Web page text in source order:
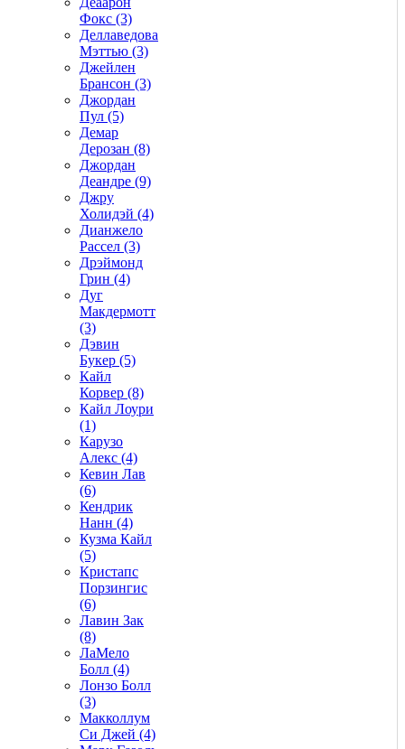
Фокс (3)
Деллаведова
Мэттью (3)
Джейлен
Брансон (3)
Джордан
Пул (5)
Демар
Дерозан (8)
Джордан
Деандре (9)
Джру
Холидэй (4)
Дианжело
Рассел (3)
Дрэймонд
Грин (4)
Дуг
Макдермотт
(3)
Дэвин
Букер (5)
Кайл
Корвер (8)
Кайл Лоури
(1)
Карузо
Алекс (4)
Кевин Лав
(6)
Кендрик
Нанн (4)
Кузма Кайл
(5)
Кристапс
Порзингис
(6)
Лавин Зак
(8)
ЛаМело
Болл (4)
Лонзо Болл
(3)
Макколлум
Си Джей (4)